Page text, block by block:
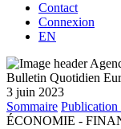
Contact
Connexion
EN
Bulletin Quotidien
3 juin 2023
Sommaire Publication
ÉCONOMIE -